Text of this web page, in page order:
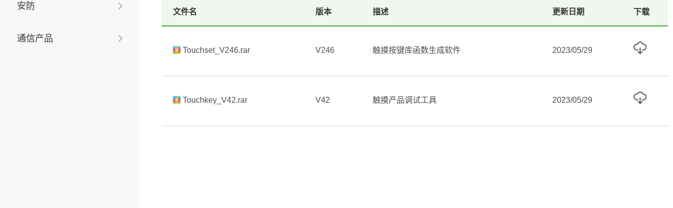
安防
通信产品
文件名 版本 描述 更新日期 下载
Touchset_V246.rar V246 触摸按键库函数生成软件 2023/05/29
Touchkey_V42.rar V42 触摸产品调试工具 2023/05/29